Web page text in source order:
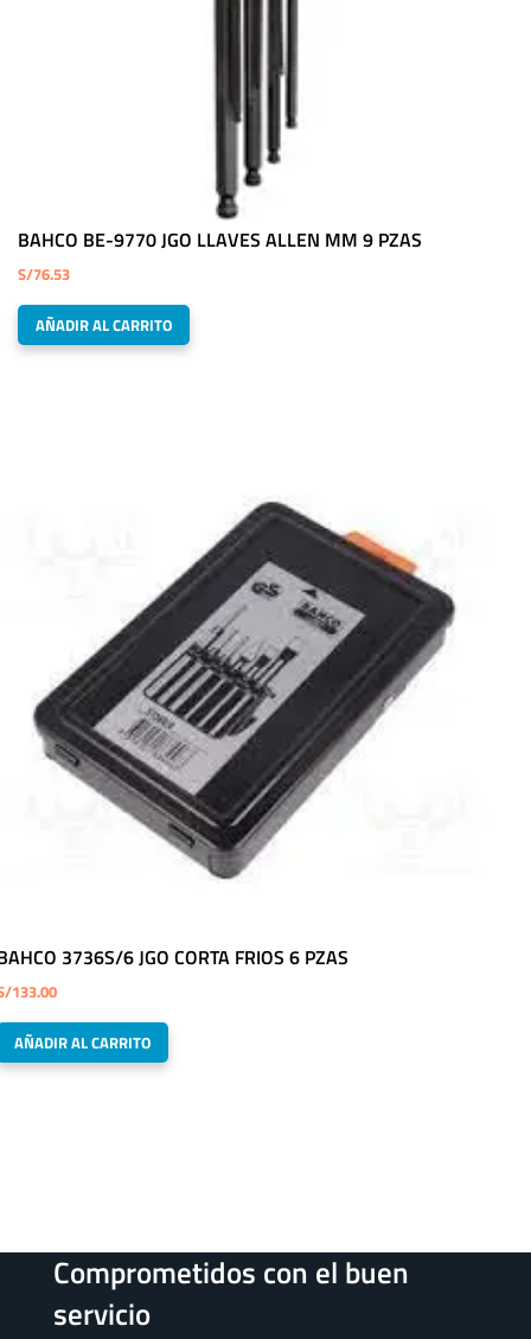
BAHCO BE-9770 JGO LLAVES ALLEN MM 9 PZAS
S/76.53
AÑADIR AL CARRITO
3736S/6 JGO CORTA FRIOS 6 PZAS
133.00
AÑADIR AL CARRITO
Comprometidos con el buen
servicio